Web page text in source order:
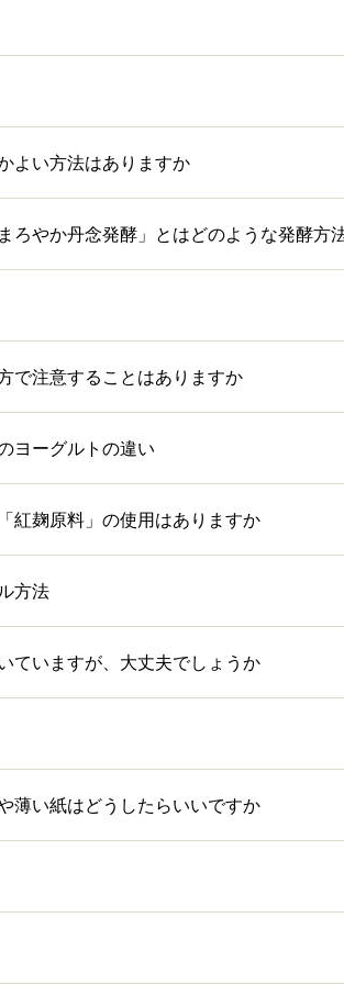
よい方法はありますか
ろやか丹念発酵」とはどのような発酵方
で注意することはありますか
ヨーグルトの違い
紅麹原料」の使用はありますか
方法
ていますが、大丈夫でしょうか
薄い紙はどうしたらいいですか